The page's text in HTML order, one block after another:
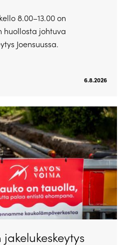
8.00–13.00 on
huollosta johtuva
Joensuussa.
6.8.2026